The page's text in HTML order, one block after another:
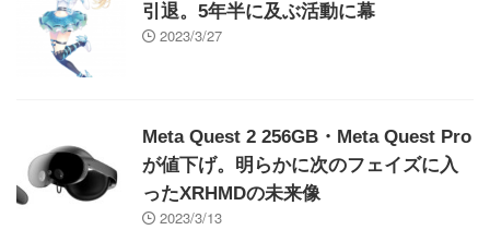
引退。5年半に及ぶ活動に幕
2023/3/27
Meta Quest 2 256GB・Meta Quest Pro
が値下げ。明らかに次のフェイズに入
ったXRHMDの未来像
2023/3/13